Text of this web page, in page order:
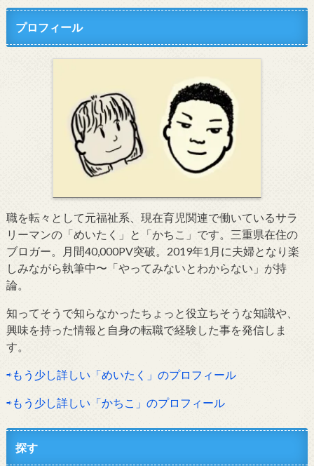
プロフィール
職を転々として元福祉系、現在育児関連で働いているサラ
リーマンの「めいたく」と「かちこ」です。三重県在住の
ブロガー。月間40,000PV突破。2019年1月に夫婦となり楽
しみながら執筆中〜「やってみないとわからない」が持
論。
知ってそうで知らなかったちょっと役立ちそうな知識や、
興味を持った情報と自身の転職で経験した事を発信しま
す。
⇨もう少し詳しい「めいたく」のプロフィール
⇨もう少し詳しい「かちこ」のプロフィール
探す